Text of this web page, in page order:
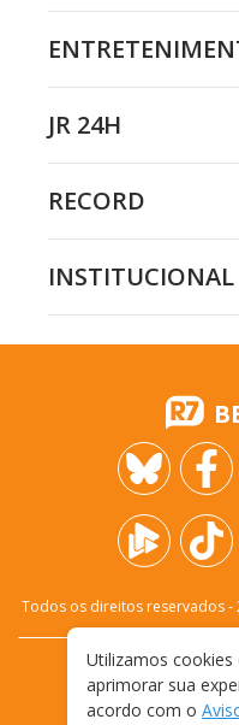
JR 24H
RECORD
INSTITUCIONAL
Todos os direitos reservados -
FALE
TERMOS E
Utilizamos
aprimorar sua
acordo com o